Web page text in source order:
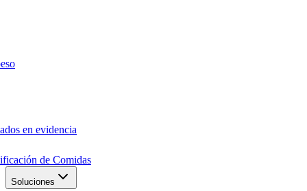
en evidencia
de Comidas
Soluciones